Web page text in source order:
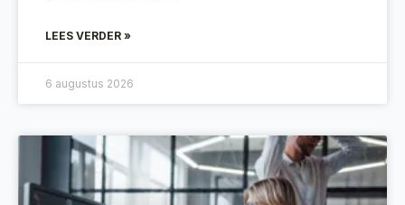
LEES VERDER »
6 augustus 2026